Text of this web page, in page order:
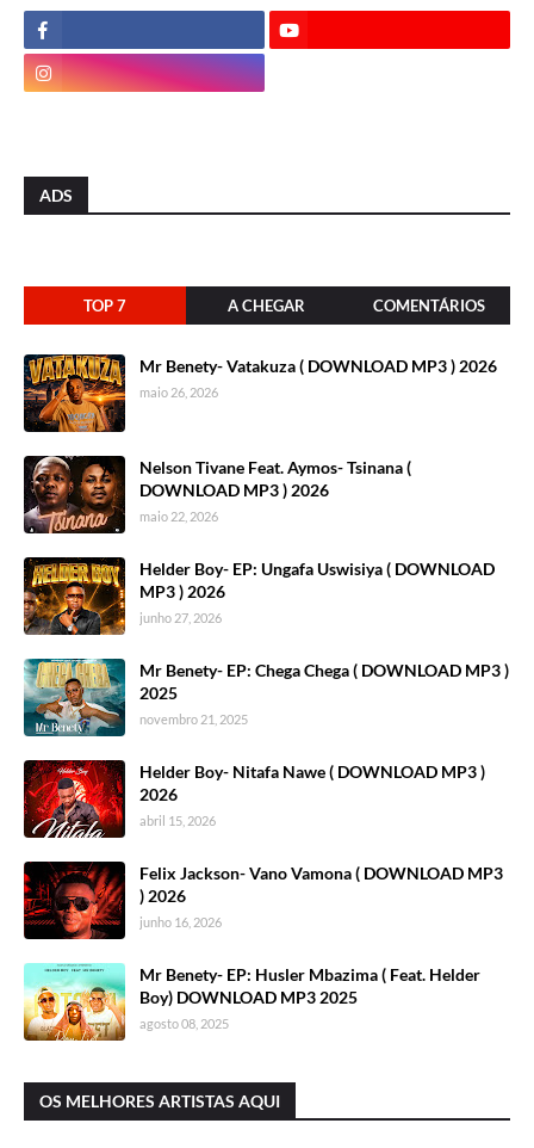
ADS
TOP 7 A CHEGAR COMENTÁRIOS
Mr Benety- Vatakuza ( DOWNLOAD MP3 ) 2026
maio 26, 2026
Nelson Tivane Feat. Aymos- Tsinana (
DOWNLOAD MP3 ) 2026
maio 22, 2026
Helder Boy- EP: Ungafa Uswisiya ( DOWNLOAD
MP3 ) 2026
junho 27, 2026
Mr Benety- EP: Chega Chega ( DOWNLOAD MP3 )
2025
novembro 21, 2025
Helder Boy- Nitafa Nawe ( DOWNLOAD MP3 )
2026
abril 15, 2026
Felix Jackson- Vano Vamona ( DOWNLOAD MP3
) 2026
junho 16, 2026
Mr Benety- EP: Husler Mbazima ( Feat. Helder
Boy) DOWNLOAD MP3 2025
agosto 08, 2025
OS MELHORES ARTISTAS AQUI